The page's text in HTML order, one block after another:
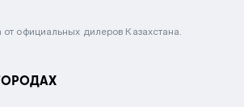
официальных дилеров Казахстана.